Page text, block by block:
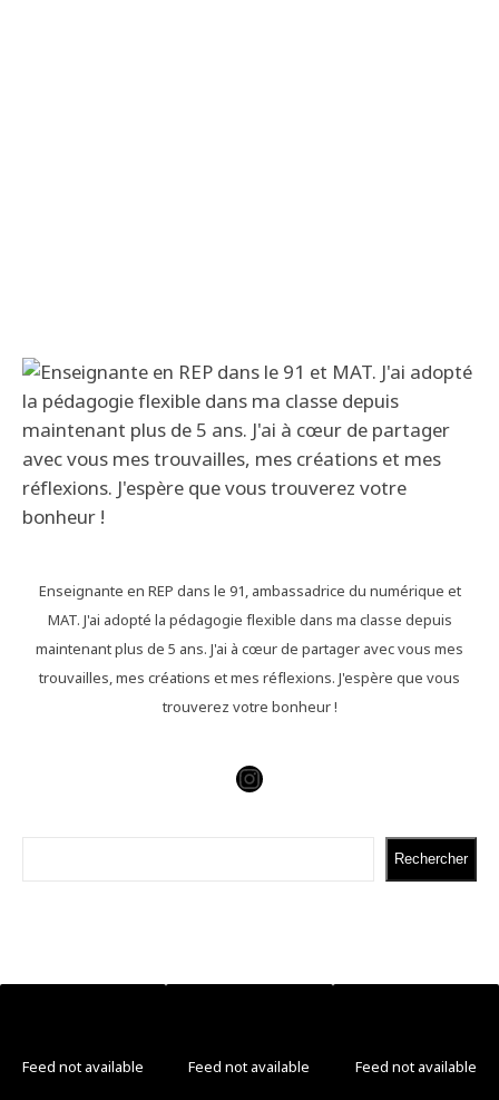
Enseignante en REP dans le 91, ambassadrice du numérique et
MAT. J'ai adopté la pédagogie flexible dans ma classe depuis
maintenant plus de 5 ans. J'ai à cœur de partager avec vous mes
trouvailles, mes créations et mes réflexions. J'espère que vous
trouverez votre bonheur !
Instagram
Rechercher
Feed not available Feed not available Feed not available